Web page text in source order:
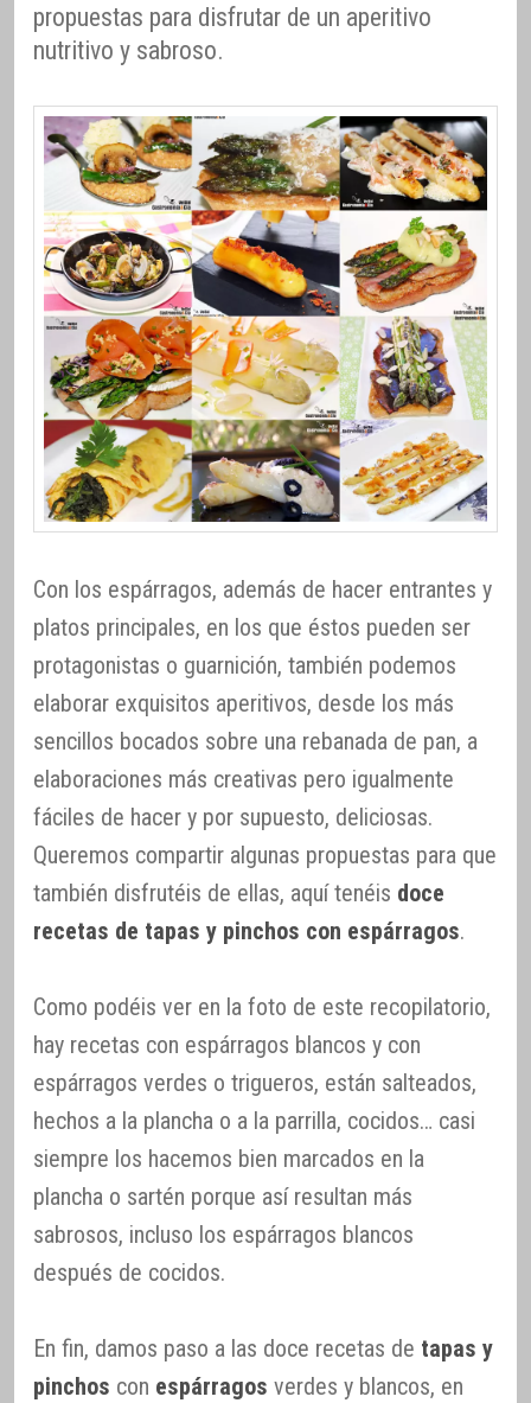
propuestas para disfrutar de un aperitivo
nutritivo y sabroso.
Con los espárragos, además de hacer entrantes y
platos principales, en los que éstos pueden ser
protagonistas o guarnición, también podemos
elaborar exquisitos aperitivos, desde los más
sencillos bocados sobre una rebanada de pan, a
elaboraciones más creativas pero igualmente
fáciles de hacer y por supuesto, deliciosas.
Queremos compartir algunas propuestas para que
también disfrutéis de ellas, aquí tenéis doce
recetas de tapas y pinchos con espárragos.
Como podéis ver en la foto de este recopilatorio,
hay recetas con espárragos blancos y con
espárragos verdes o trigueros, están salteados,
hechos a la plancha o a la parrilla, cocidos… casi
siempre los hacemos bien marcados en la
plancha o sartén porque así resultan más
sabrosos, incluso los espárragos blancos
después de cocidos.
En fin, damos paso a las doce recetas de tapas y
pinchos con espárragos verdes y blancos, en